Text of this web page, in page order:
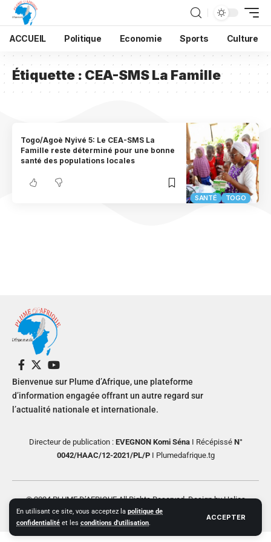
En utilisant ce site, vous acceptez la politique de
confidentialité et les conditions d'utilisation.
ACCEPTER
ACCUEIL Politique Economie Sports Culture
Étiquette : CEA-SMS La Famille
SANTÉ TOGO
Togo/Agoè Nyivé 5: Le CEA-SMS La
Famille reste déterminé pour une bonne
santé des populations locales
Bienvenue sur Plume d’Afrique, une plateforme
d’information engagée offrant un autre regard sur
l’actualité nationale et internationale.
Directeur de publication : EVEGNON Komi SénaI RécépisséN°
0042/HAAC/12-2021/PL/PI Plumedafrique.tg
© 2024 PLUME D’AFRIQUE All Rights Reserved. Design by Helios
Creative